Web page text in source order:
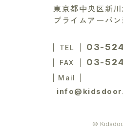
東京都中央区新
プライムアーバ
TEL 03-
FAX 03-
Mail
©